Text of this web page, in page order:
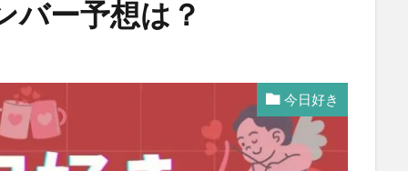
バー予想は？
今日好き